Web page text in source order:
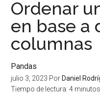
Ordenar
en base a
columnas
Pandas
julio 3, 2023 Por Daniel
Tiempo de lectura: 4 minutos